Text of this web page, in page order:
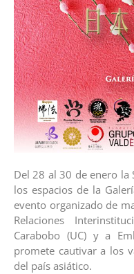
Del 28 al 30 de enero la
los espacios de la
evento organizado de
Relaciones
Carabobo (UC) y a
promete cautivar a los
del país asiático.